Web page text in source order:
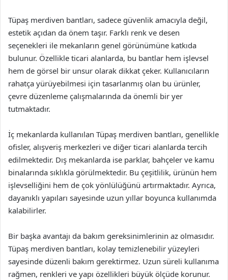
Tüpaş merdiven bantları, sadece güvenlik amacıyla değil,
estetik açıdan da önem taşır. Farklı renk ve desen
seçenekleri ile mekanların genel görünümüne katkıda
bulunur. Özellikle ticari alanlarda, bu bantlar hem işlevsel
hem de görsel bir unsur olarak dikkat çeker. Kullanıcıların
rahatça yürüyebilmesi için tasarlanmış olan bu ürünler,
çevre düzenleme çalışmalarında da önemli bir yer
tutmaktadır.
İç mekanlarda kullanılan Tüpaş merdiven bantları, genellikle
ofisler, alışveriş merkezleri ve diğer ticari alanlarda tercih
edilmektedir. Dış mekanlarda ise parklar, bahçeler ve kamu
binalarında sıklıkla görülmektedir. Bu çeşitlilik, ürünün hem
işlevselliğini hem de çok yönlülüğünü artırmaktadır. Ayrıca,
dayanıklı yapıları sayesinde uzun yıllar boyunca kullanımda
kalabilirler.
Bir başka avantajı da bakım gereksinimlerinin az olmasıdır.
Tüpaş merdiven bantları, kolay temizlenebilir yüzeyleri
sayesinde düzenli bakım gerektirmez. Uzun süreli kullanıma
rağmen, renkleri ve yapı özellikleri büyük ölçüde korunur.